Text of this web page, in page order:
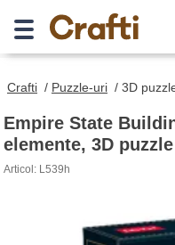
Crafti / Puzzle-uri / 3D
Empire State
elemente, 3D puzzle
Articol: L539h